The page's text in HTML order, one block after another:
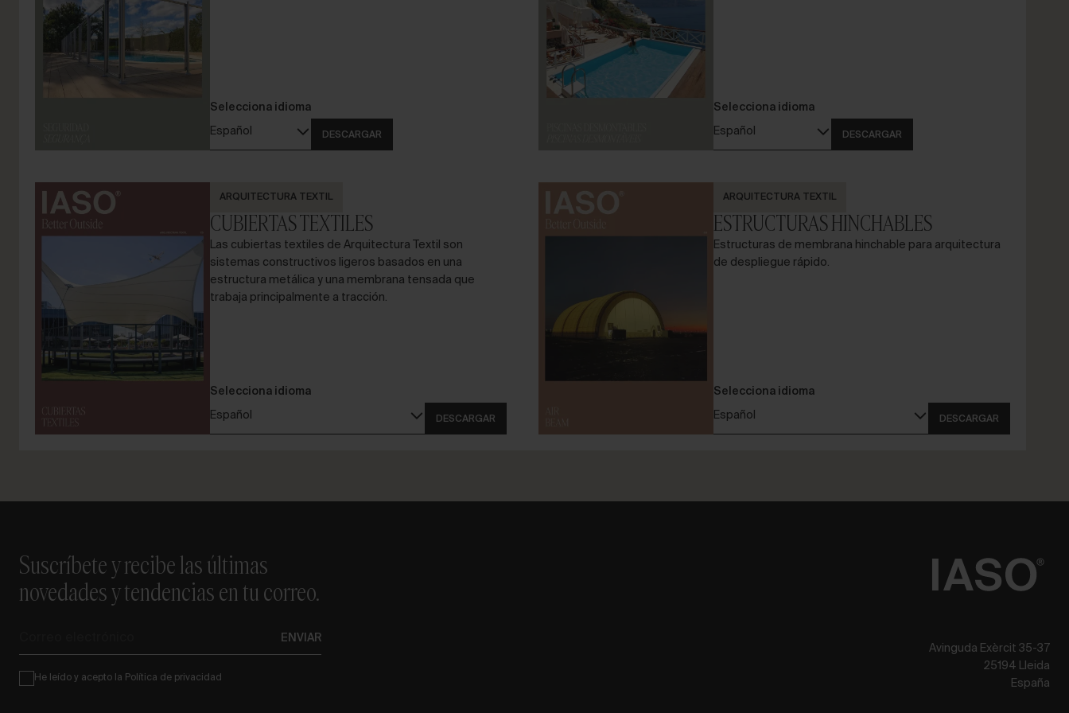
Selecciona idioma
Español DESCARGAR
Selecciona idioma
Español DESCARGAR
ARQUITECTURA TEXTIL
CUBIERTAS TEXTILES
Las cubiertas textiles de Arquitectura Textil son
sistemas constructivos ligeros basados en una
estructura metálica y una membrana tensada que
trabaja principalmente a tracción.
Selecciona idioma
Español DESCARGAR
ARQUITECTURA TEXTIL
ESTRUCTURAS HINCHABLES
Estructuras de membrana hinchable para arquitectura
de despliegue rápido.
Selecciona idioma
Español DESCARGAR
Suscríbete y recibe las últimas
novedades y tendencias en tu correo.
ENVIAR
Condiciones
He leído y acepto la Política de privacidad
Avinguda Exèrcit 35-37
25194 Lleida
España